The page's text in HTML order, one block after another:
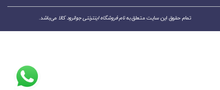
تمام حقوق این سایت متعلق بهنام فروشگاه اینترنتی جوانرود کالا می‌باشد.